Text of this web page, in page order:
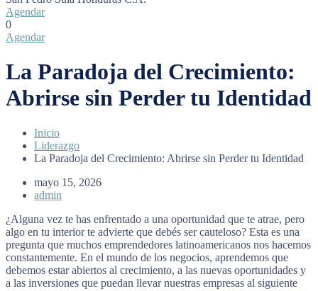
Agendar
0
Agendar
La Paradoja del Crecimiento:
Abrirse sin Perder tu Identidad
Inicio
Liderazgo
La Paradoja del Crecimiento: Abrirse sin Perder tu Identidad
mayo 15, 2026
admin
¿Alguna vez te has enfrentado a una oportunidad que te atrae, pero
algo en tu interior te advierte que debés ser cauteloso? Esta es una
pregunta que muchos emprendedores latinoamericanos nos hacemos
constantemente. En el mundo de los negocios, aprendemos que
debemos estar abiertos al crecimiento, a las nuevas oportunidades y
a las inversiones que puedan llevar nuestras empresas al siguiente